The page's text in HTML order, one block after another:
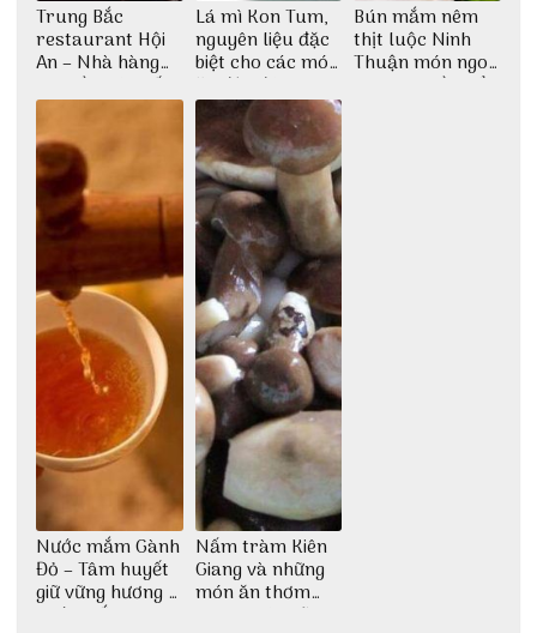
Trung Bắc
restaurant Hội
An – Nhà hàng
cao lầu có thiết
kế vô cùng ấn
tượng giữa lòng
phố Hội
Lá mì Kon Tum,
nguyên liệu đặc
biệt cho các món
ăn độc đáo
Bún mắm nêm
thịt luộc Ninh
Thuận món ngon
dân dã miền biển
Nước mắm Gành
Đỏ – Tâm huyết
giữ vững hương vị
nước mắm sau
Nấm tràm Kiên
Giang và những
món ăn thơm
ngon khó cưỡng